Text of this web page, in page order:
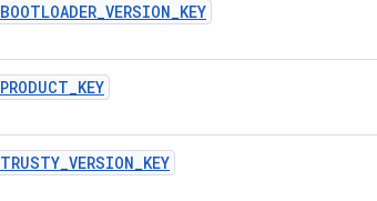
BOOTLOADER_VERSION_KEY
PRODUCT_KEY
TRUSTY_VERSION_KEY